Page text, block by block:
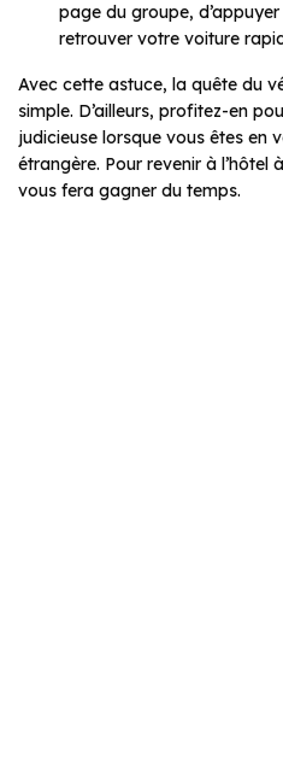
page du groupe,
retrouver votre voiture
Avec cette astuce, la quête du
simple. D’ailleurs, profitez-en
judicieuse lorsque vous êtes en
étrangère. Pour revenir à l’hôtel
vous fera gagner du temps.